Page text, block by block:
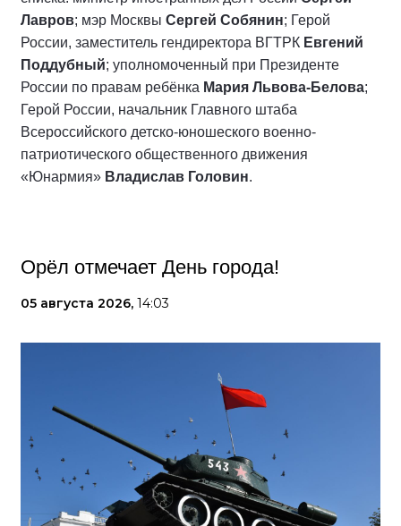
Лавров; мэр Москвы Сергей Собянин; Герой
России, заместитель гендиректора ВГТРК Евгений
Поддубный; уполномоченный при Президенте
России по правам ребёнка Мария Львова-Белова;
Герой России, начальник Главного штаба
Всероссийского детско-юношеского военно-
патриотического общественного движения
«Юнармия» Владислав Головин.
Орёл отмечает День города!
05 августа 2026, 14:03